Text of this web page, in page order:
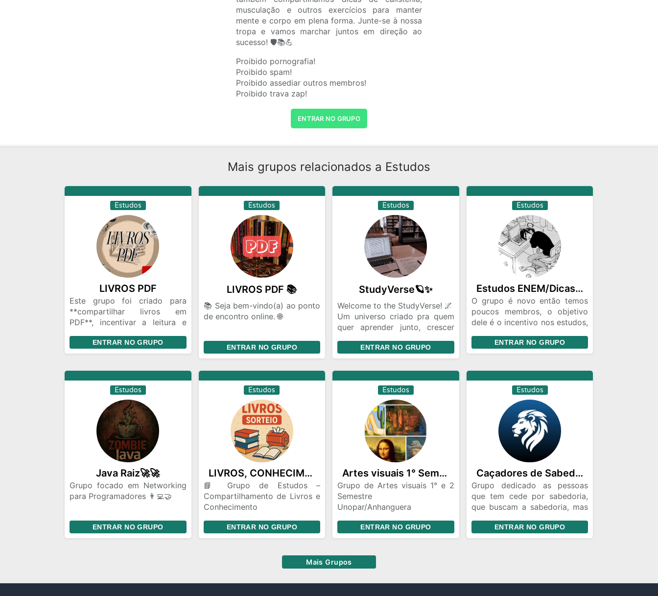
musculação e outros exercícios para manter
mente e corpo em plena forma. Junte-se à nossa
tropa e vamos marchar juntos em direção ao
sucesso! 🛡️📚💪
Proibido pornografia!
Proibido spam!
Proibido assediar outros membros!
Proibido trava zap!
ENTRAR NO GRUPO
Mais grupos relacionados a Estudos
Estudos
LIVROS PDF
Este grupo foi criado para
**compartilhar livros em
PDF**, incentivar a leitura e
novas histórias e
conhecimentos.
ENTRAR NO GRUPO
Estudos
LIVROS PDF 📚
📚 Seja bem-vindo(a) ao ponto
de encontro online. 🌐
para leitores que buscam
compartilhar arquivos digitais
e encontrar novas leituras.
ENTRAR NO GRUPO
Estudos
StudyVerse🪐✨
Welcome to the StudyVerse! 🌌
Um universo criado pra quem
quer aprender junto, crescer
Aqui, cada mente tem seu
brilho — e todas iluminam o
mesmo caminho: o
conhecimento.
Neste espaço, o foco é total:
📘 PDFs e apostilas
compartilhadas
🧠 Dúvidas respondidas com
paciência
💬 Trocas de ideias e revisões
conjuntas
🔥 Apoio e motivação nos dias
difíceis
Nosso lema é simples: ninguém
fica pra trás.
ENTRAR NO GRUPO
Estudos
Estudos ENEM/Dicas/Resumos/etc📝
O grupo é novo então temos
poucos membros, o objetivo
dele é o incentivo nos estudos,
que podem ser úteis ✨️
Vídeo aulas, e o que for legal
pra ajudar nos estudos 🤠👍
Quem quiser:
-Fazer uma redação por
semana e enviar no grupo.
(Iremos votar em algum tema e
todos fazem o mesmo tema)
ENTRAR NO GRUPO
Estudos
Java Raiz🚀🚀
Grupo focado em Networking
para Programadores 👨‍💻🤝
grupo! Aqui o foco é
networking, troca de
iniciante ou experiente, esse é
ENTRAR NO GRUPO
Estudos
LIVROS, CONHECIMENTOS E SORTEIOS
📘 Grupo de Estudos –
Compartilhamento de Livros e
Conhecimento
tem como finalidade promover
a troca de conhecimentos por
ENTRAR NO GRUPO
Estudos
Artes visuais 1° Semestre
Grupo de Artes visuais 1° e 2
Semestre
Unopar/Anhanguera
estudantes dessa área
ENTRAR NO GRUPO
Estudos
Caçadores de Sabedoria 🦁
Grupo dedicado as pessoas
que tem cede por sabedoria,
que buscam a sabedoria, mas
aquela que vem dos céus. Se
você é essa pessoa, esse
ENTRAR NO GRUPO
Mais Grupos